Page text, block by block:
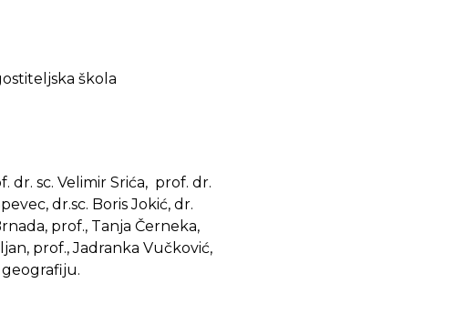
škola
dr. sc. Velimir Srića, prof. dr.
dr.sc. Boris Jokić, dr.
prof., Tanja Černeka,
prof., Jadranka Vučković,
geografiju.